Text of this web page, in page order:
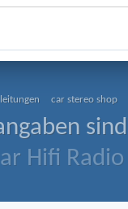
car stereo shop
Hifi